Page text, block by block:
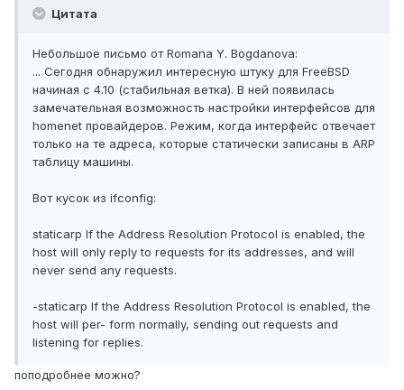
Цитата
Небольшое письмо от Romana Y. Bogdanova:
... Сегодня обнаружил интересную штуку для FreeBSD
начиная с 4.10 (стабильная ветка). В ней появилась
замечательная возможность настройки интерфейсов для
homenet провайдеров. Режим, когда интерфейс отвечает
только на те адреса, которые статически записаны в ARP
таблицу машины.
Вот кусок из ifconfig:
staticarp If the Address Resolution Protocol is enabled, the
host will only reply to requests for its addresses, and will
never send any requests.
-staticarp If the Address Resolution Protocol is enabled, the
host will per- form normally, sending out requests and
listening for replies.
поподробнее можно?